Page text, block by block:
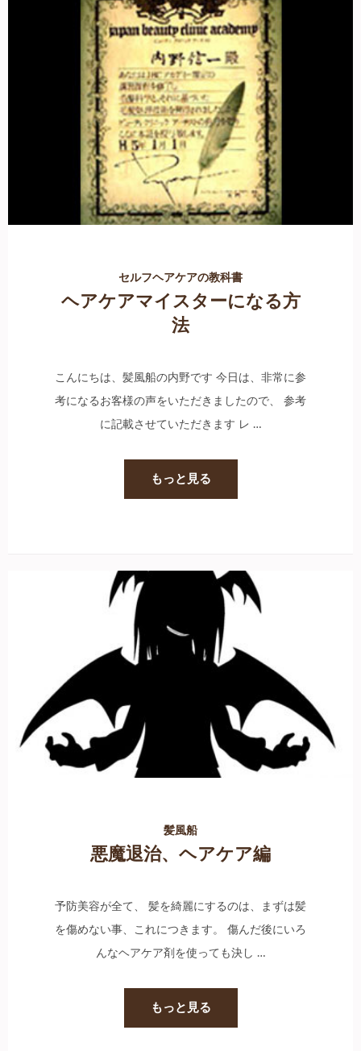
セルフヘアケアの教科書
ヘアケアマイスターになる方
法
こんにちは、髪風船の内野です 今日は、非常に参
考になるお客様の声をいただきましたので、 参考
に記載させていただきます レ …
もっと見る
髪風船
悪魔退治、ヘアケア編
予防美容が全て、 髪を綺麗にするのは、まずは髪
を傷めない事、これにつきます。 傷んだ後にいろ
んなヘアケア剤を使っても決し …
もっと見る